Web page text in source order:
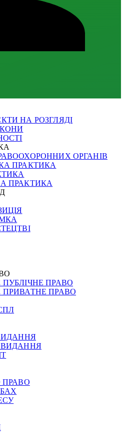
НА РОЗГЛЯДІ
ОРГАНІВ
ПРАКТИКА
ПРАКТИКА
ПРАВО
ПРАВО
ВИДАННЯ
ПРАВО